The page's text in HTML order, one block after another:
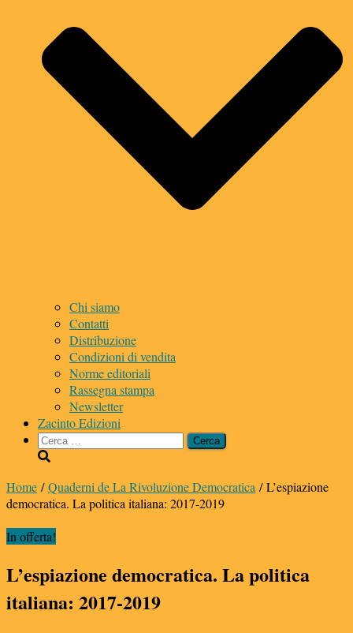
Chi siamo
Contatti
Distribuzione
Condizioni di vendita
Norme editoriali
Rassegna stampa
Newsletter
Zacinto Edizioni
Ricerca
per:
Home /Quaderni de La Rivoluzione Democratica / L’espiazione
democratica. La politica italiana: 2017-2019
In offerta!
L’espiazione democratica. La politica
italiana: 2017-2019